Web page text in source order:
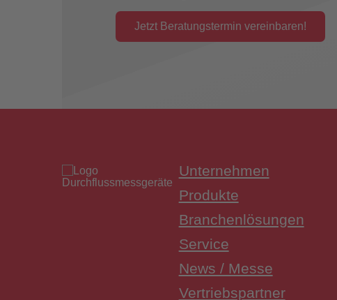
Jetzt Beratungstermin vereinbaren!
Unternehmen
Produkte
Branchenlösungen
Service
News / Messe
Vertriebspartner